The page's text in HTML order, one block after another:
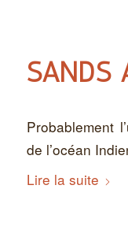
SANDS
Probablement
de l’océan
Lire la suite